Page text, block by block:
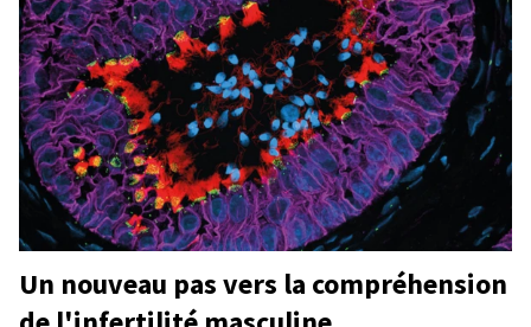
Un nouveau pas vers la compréhension